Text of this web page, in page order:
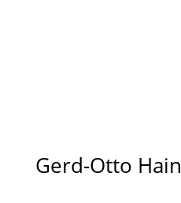
Gerd-Otto Hain